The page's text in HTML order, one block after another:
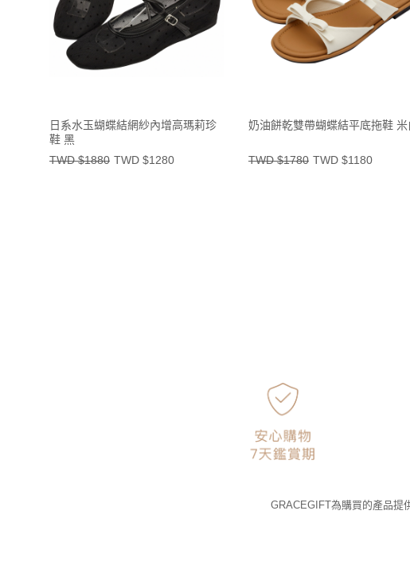
日系水玉蝴蝶結網紗內增高瑪莉珍
鞋 黑
TWD $1880 TWD $1280
奶油餅乾雙帶蝴蝶結平底拖鞋 米
TWD $1780 TWD $1180
GRACEGIFT為購買的產品提